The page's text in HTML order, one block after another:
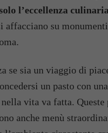
l’eccellenza
affacciano su
se sia un viaggio di
un pasto con
vita va fatta.
anche menù